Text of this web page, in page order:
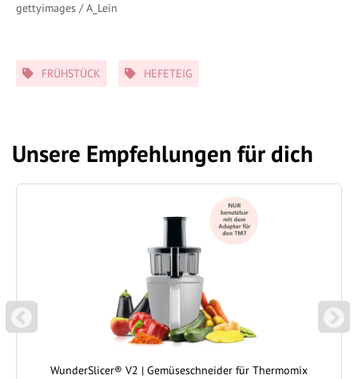
gettyimages / A_Lein
Schlagwörter
FRÜHSTÜCK HEFETEIG
Unsere Empfehlungen für dich
P
REVIOUS
WunderSlicer® V2 | Gemüseschneider für Thermomix
N
EXT